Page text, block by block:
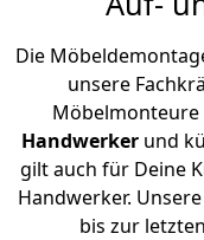
Die
unsere
Handwerker und
gilt auch für Deine
Handwerker.
bis zur